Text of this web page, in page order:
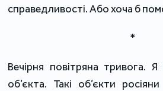
справедливості. Або хоча б
*
Вечірня повітряна тривога. Я
об’єкта. Такі об’єкти